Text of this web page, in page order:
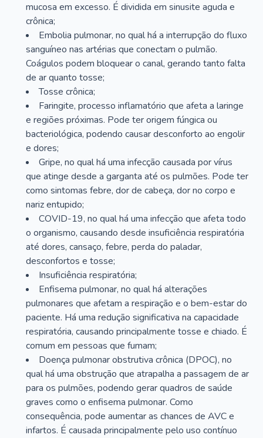
mucosa em excesso. É dividida em sinusite aguda e
crônica;
Embolia pulmonar, no qual há a interrupção do fluxo
sanguíneo nas artérias que conectam o pulmão.
Coágulos podem bloquear o canal, gerando tanto falta
de ar quanto tosse;
Tosse crônica;
Faringite, processo inflamatório que afeta a laringe
e regiões próximas. Pode ter origem fúngica ou
bacteriológica, podendo causar desconforto ao engolir
e dores;
Gripe, no qual há uma infecção causada por vírus
que atinge desde a garganta até os pulmões. Pode ter
como sintomas febre, dor de cabeça, dor no corpo e
nariz entupido;
COVID-19, no qual há uma infecção que afeta todo
o organismo, causando desde insuficiência respiratória
até dores, cansaço, febre, perda do paladar,
desconfortos e tosse;
Insuficiência respiratória;
Enfisema pulmonar, no qual há alterações
pulmonares que afetam a respiração e o bem-estar do
paciente. Há uma redução significativa na capacidade
respiratória, causando principalmente tosse e chiado. É
comum em pessoas que fumam;
Doença pulmonar obstrutiva crônica (DPOC), no
qual há uma obstrução que atrapalha a passagem de ar
para os pulmões, podendo gerar quadros de saúde
graves como o enfisema pulmonar. Como
consequência, pode aumentar as chances de AVC e
infartos. É causada principalmente pelo uso contínuo